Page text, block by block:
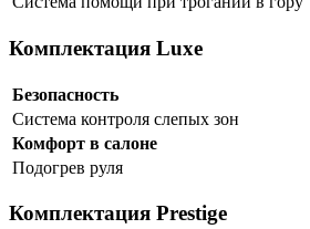
Комплектация Luxe
Безопасность
Система контроля слепых зон
Комфорт в салоне
Подогрев руля
Комплектация Prestige